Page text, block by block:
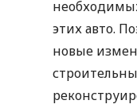
этих авто.
новые